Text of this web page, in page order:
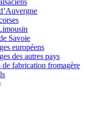
Savoie
européens
des autres pays
de fabrication fromagère